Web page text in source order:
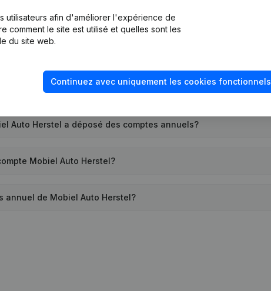
de Mobiel Auto Herstel?
de Mobiel Auto Herstel?
Auto Herstel a déposé des comptes annuels?
Mobiel Auto Herstel?
de Mobiel Auto Herstel?
utilisateurs afin d'améliorer l'expérience de
comment le site est utilisé et quelles sont les
du site web.
Continuez avec uniquement les cookies fonctionnels